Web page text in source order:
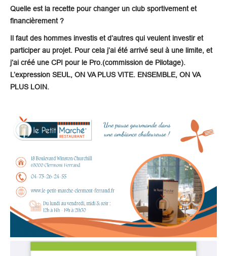
Quelle est la recette pour changer un club sportivement et
financièrement ?
Il faut des hommes investis et d’autres qui veulent investir et
participer au projet. Pour cela j’ai été arrivé seul à une limite, et
j’ai créé une CPI pour le Pro.(commission de Pilotage).
L’expression SEUL, ON VA PLUS VITE. ENSEMBLE, ON VA
PLUS LOIN.